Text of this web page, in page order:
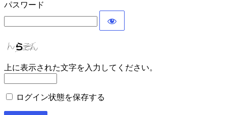
パスワード
上に表示された文字を入力してください。
ログイン状態を保存する